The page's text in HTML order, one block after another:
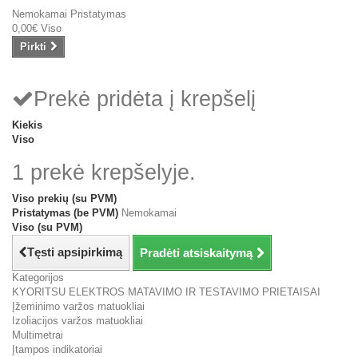
Nemokamai Pristatymas
0,00€ Viso
Pirkti
Prekė pridėta į krepšelį
Kiekis
Viso
1 prekė krepšelyje.
Viso prekių (su PVM)
Pristatymas (be PVM) Nemokamai
Viso (su PVM)
Tęsti apsipirkimą Pradėti atsiskaitymą
Kategorijos
KYORITSU ELEKTROS MATAVIMO IR TESTAVIMO PRIETAISAI
Įžeminimo varžos matuokliai
Izoliacijos varžos matuokliai
Multimetrai
Įtampos indikatoriai